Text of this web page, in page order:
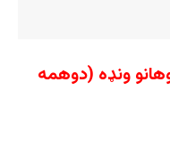
ونډه (دوهمه